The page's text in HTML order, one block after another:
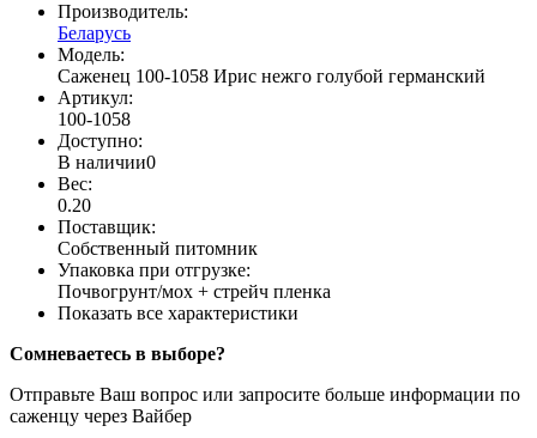
Производитель:
Беларусь
Модель:
Саженец 100-1058 Ирис нежго голубой германский
Артикул:
100-1058
Доступно:
В наличии0
Вес:
0.20
Поставщик:
Собственный питомник
Упаковка при отгрузке:
Почвогрунт/мох + стрейч пленка
Показать все характеристики
Сомневаетесь в выборе?
Отправьте Ваш вопрос или запросите больше информации по
саженцу через Вайбер